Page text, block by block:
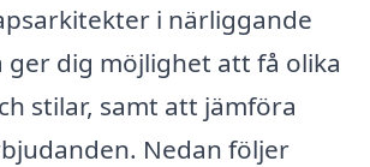
i närliggande
ger dig möjlighet att få olika
stilar, samt att jämföra
Nedan följer